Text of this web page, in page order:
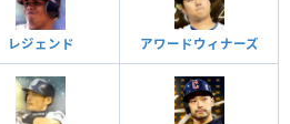
レジェンド アワードウィナーズ